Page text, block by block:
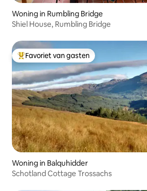
Woning in Rumbling Bridge
Shiel House, Rumbling Bridge
Topfavoriet van gasten
Favoriet van gasten
Woning in Balquhidder
Schotland Cottage Trossachs